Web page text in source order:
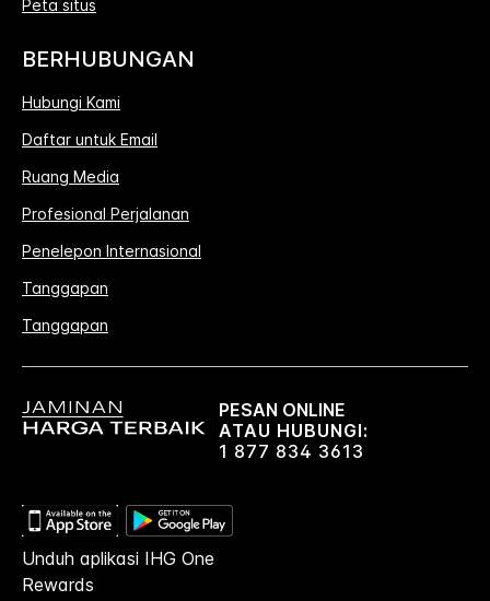
Peta situs
BERHUBUNGAN
Hubungi Kami
Daftar untuk Email
Ruang Media
Profesional Perjalanan
Penelepon Internasional
Tanggapan
Tanggapan
PESAN ONLINE
ATAU HUBUNGI:
1 877 834 3613
Unduh aplikasi IHG One
Rewards